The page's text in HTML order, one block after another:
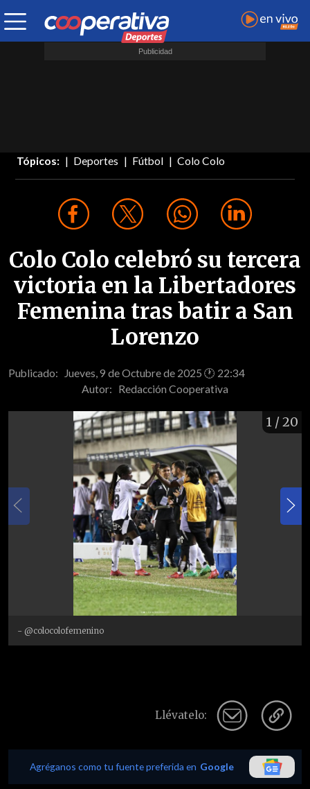
Tópicos: Deportes Fútbol Colo Colo
Colo Colo celebró su tercera
victoria en la Libertadores
Femenina tras batir a San
Lorenzo
Publicado: Jueves, 9 de Octubre de 2025 🕐 22:34
Autor: Redacción Cooperativa
1 / 20
- @colocolofemenino
Llévatelo:
Agréganos como tu fuente preferida en Google